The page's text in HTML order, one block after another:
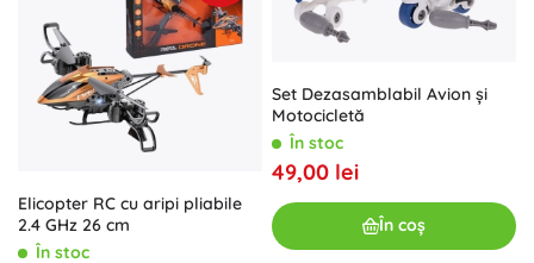
Elicopter RC cu aripi pliabile
2.4 GHz 26 cm
În stoc
Set Dezasamblabil Avion și
Motocicletă
În stoc
49,00 lei
În coș